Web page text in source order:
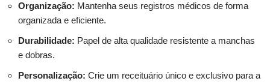
Organização: Mantenha seus registros médicos de forma
organizada e eficiente.
Durabilidade: Papel de alta qualidade resistente a manchas
e dobras.
Personalização: Crie um receituário único e exclusivo para a